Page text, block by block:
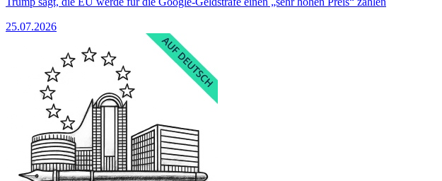
25.07.2026